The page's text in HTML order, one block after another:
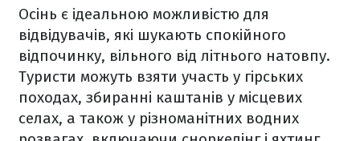
Осінь є ідеальною можливістю для
відвідувачів, які шукають спокійного
відпочинку, вільного від літнього натовпу.
Туристи можуть взяти участь у гірських
походах, збиранні каштанів у місцевих
селах, а також у різноманітних водних